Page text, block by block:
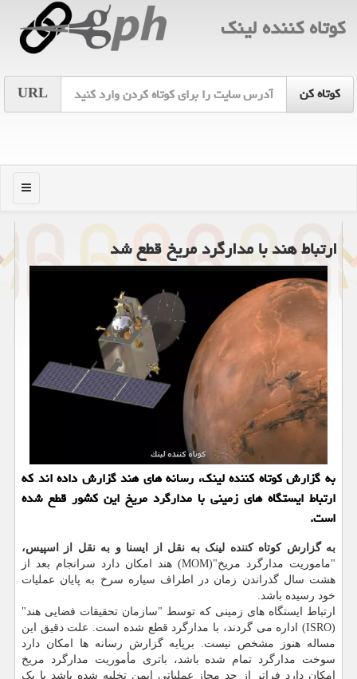
كوتاه كننده لینك
URL
منو
ارتباط هند با مدارگرد مریخ قطع شد
به گزارش کوتاه کننده لینک، رسانه های هند گزارش داده اند که
ارتباط ایستگاه های زمینی با مدارگرد مریخ این کشور قطع شده
است.
به گزارش کوتاه کننده لینک به نقل از ایسنا و به نقل از اسپیس،
"ماموریت مدارگرد مریخ"(MOM) هند امکان دارد سرانجام بعد از
هشت سال گذراندن زمان در اطراف سیاره سرخ به پایان عملیات
خود رسیده باشد.
ارتباط ایستگاه های زمینی که توسط "سازمان تحقیقات فضایی هند"
(ISRO) اداره می گردند، با مدارگرد قطع شده است. علت دقیق این
مساله هنوز مشخص نیست. برپایه گزارش رسانه ها امکان دارد
سوخت مدارگرد تمام شده باشد، باتری مأموریت مدارگرد مریخ
امکان دارد فراتر از حد مجاز عملیاتی ایمن تخلیه شده باشد یا یک